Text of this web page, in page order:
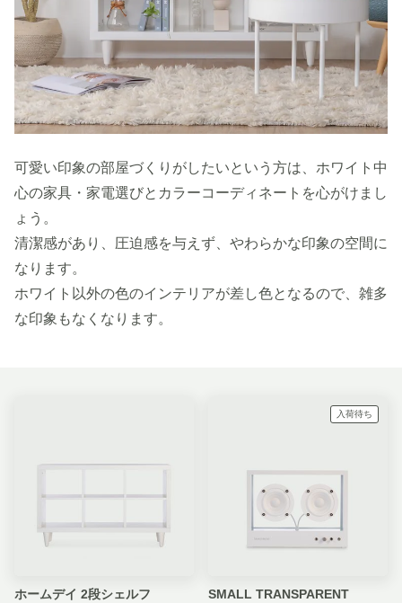
可愛い印象の部屋づくりがしたいという方は、ホワイト中
心の家具・家電選びとカラーコーディネートを心がけまし
ょう。
清潔感があり、圧迫感を与えず、やわらかな印象の空間に
なります。
ホワイト以外の色のインテリアが差し色となるので、雑多
な印象もなくなります。
ホームデイ 2段シェルフ
入荷待ち
SMALL TRANSPARENT